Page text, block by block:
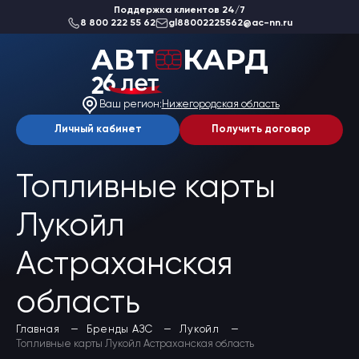
Поддержка клиентов 24/7
8 800 222 55 62
gl88002225562@ac-nn.ru
Ваш регион: Нижегородская область
Выбрать другой
Личный кабинет Получить договор
Топливные карты
Лукойл
Астраханская
область
Главная Бренды АЗС
Лукойл
Топливные карты Лукойл Астраханская область
О компании
Акции
Вакансии
Благотворительность
Статьи
Сеть АЗС
Топливные карты
Заказать карты
Получить выгоду
Регионы
Бренды АЗС
Мойки
Шиномонтаж
Ремонт и ТО